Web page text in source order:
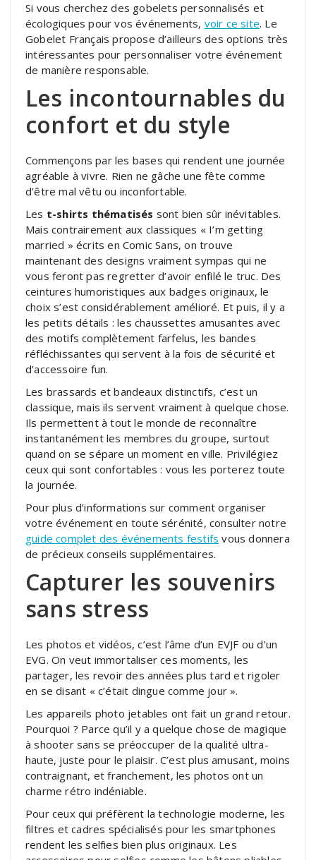
Si vous cherchez des gobelets personnalisés et
écologiques pour vos événements, voir ce site. Le
Gobelet Français propose d’ailleurs des options très
intéressantes pour personnaliser votre événement
de manière responsable.
Les incontournables du
confort et du style
Commençons par les bases qui rendent une journée
agréable à vivre. Rien ne gâche une fête comme
d’être mal vêtu ou inconfortable.
Les t-shirts thématisés sont bien sûr inévitables.
Mais contrairement aux classiques « I’m getting
married » écrits en Comic Sans, on trouve
maintenant des designs vraiment sympas qui ne
vous feront pas regretter d’avoir enfilé le truc. Des
ceintures humoristiques aux badges originaux, le
choix s’est considérablement amélioré. Et puis, il y a
les petits détails : les chaussettes amusantes avec
des motifs complètement farfelus, les bandes
réfléchissantes qui servent à la fois de sécurité et
d’accessoire fun.
Les brassards et bandeaux distinctifs, c’est un
classique, mais ils servent vraiment à quelque chose.
Ils permettent à tout le monde de reconnaître
instantanément les membres du groupe, surtout
quand on se sépare un moment en ville. Privilégiez
ceux qui sont confortables : vous les porterez toute
la journée.
Pour plus d’informations sur comment organiser
votre événement en toute sérénité, consulter notre
guide complet des événements festifs vous donnera
de précieux conseils supplémentaires.
Capturer les souvenirs
sans stress
Les photos et vidéos, c’est l’âme d’un EVJF ou d’un
EVG. On veut immortaliser ces moments, les
partager, les revoir des années plus tard et rigoler
en se disant « c’était dingue comme jour ».
Les appareils photo jetables ont fait un grand retour.
Pourquoi ? Parce qu’il y a quelque chose de magique
à shooter sans se préoccuper de la qualité ultra-
haute, juste pour le plaisir. C’est plus amusant, moins
contraignant, et franchement, les photos ont un
charme rétro indéniable.
Pour ceux qui préfèrent la technologie moderne, les
filtres et cadres spécialisés pour les smartphones
rendent les selfies bien plus originaux. Les